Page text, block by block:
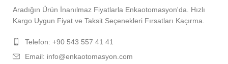
Aradığın Ürün İnanılmaz Fiyatlarla Enkaotomasyon'da. Hızlı
Kargo Uygun Fiyat ve Taksit Seçenekleri Fırsatları Kaçırma.
Telefon: +90 543 557 41 41
Email: info@enkaotomasyon.com